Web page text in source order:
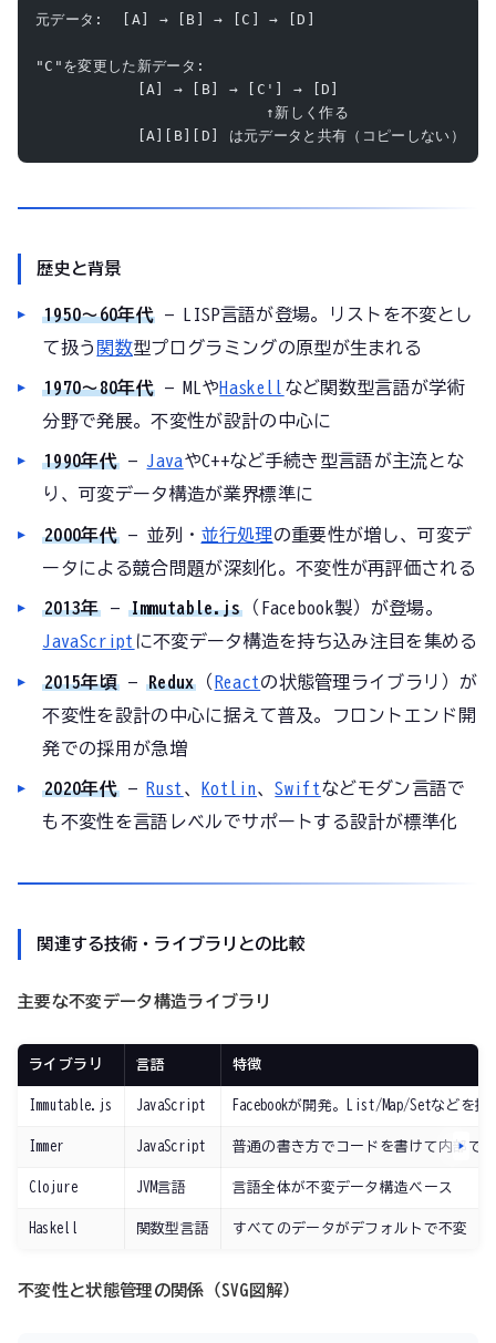
元データ:  [A] → [B] → [C] → [D]
"C"を変更した新データ:
           [A] → [B] → [C'] → [D]
                         ↑新しく作る
           [A][B][D] は元データと共有（コピーしない）
歴史と背景
1950〜60年代 — LISP言語が登場。リストを不変とし
て扱う 関数型プログラミングの原型が生まれる
1970〜80年代 — MLやHaskell など関数型言語が学術
分野で発展。不変性が設計の中心に
1990年代— JavaやC++など手続き型言語が主流とな
り、可変データ構造が業界標準に
2000年代— 並列・ 並行処理の重要性が増し、可変デ
ータによる競合問題が深刻化。不変性が再評価される
2013年 —Immutable.js （Facebook製）が登場。
JavaScript に不変データ構造を持ち込み注目を集める
2015年頃—Redux （Reactの状態管理ライブラリ）が
不変性を設計の中心に据えて普及。フロントエンド開
発での採用が急増
2020年代— Rust 、 Kotlin、Swiftなどモダン言語で
も不変性を言語レベルでサポートする設計が標準化
関連する技術・ライブラリとの比較
主要な不変データ構造ライブラリ
ライブラリ 言語 特徴
Immutable.js JavaScript Facebookが開発。List/Map/Setなどを提
Immer JavaScript 普通の書き方でコードを書けて内部で
Clojure JVM言語 言語全体が不変データ構造ベース
Haskell 関数型言語 すべてのデータがデフォルトで不変
不変性と状態管理の関係（SVG図解）